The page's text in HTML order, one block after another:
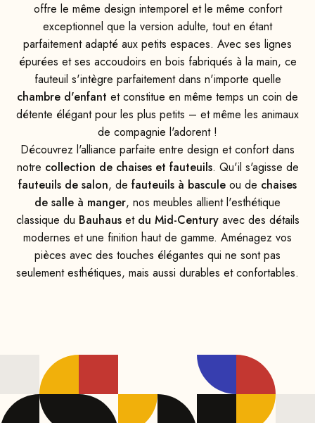
offre le même design intemporel et le même confort
exceptionnel que la version adulte, tout en étant
parfaitement adapté aux petits espaces. Avec ses lignes
épurées et ses accoudoirs en bois fabriqués à la main, ce
fauteuil s'intègre parfaitement dans n'importe quelle
chambre d'enfant et constitue en même temps un coin de
détente élégant pour les plus petits – et même les animaux
de compagnie l'adorent !
Découvrez l'alliance parfaite entre design et confort dans
notre collection de chaises et fauteuils. Qu'il s'agisse de
fauteuils de salon, de fauteuils à bascule ou de chaises
de salle à manger, nos meubles allient l'esthétique
classique du Bauhauset du Mid-Centuryavec des détails
modernes et une finition haut de gamme. Aménagez vos
pièces avec des touches élégantes qui ne sont pas
seulement esthétiques, mais aussi durables et confortables.